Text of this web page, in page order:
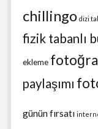
chillingo dizi
fizik tabanlı
ekleme
paylaşımı
günün fırsatı